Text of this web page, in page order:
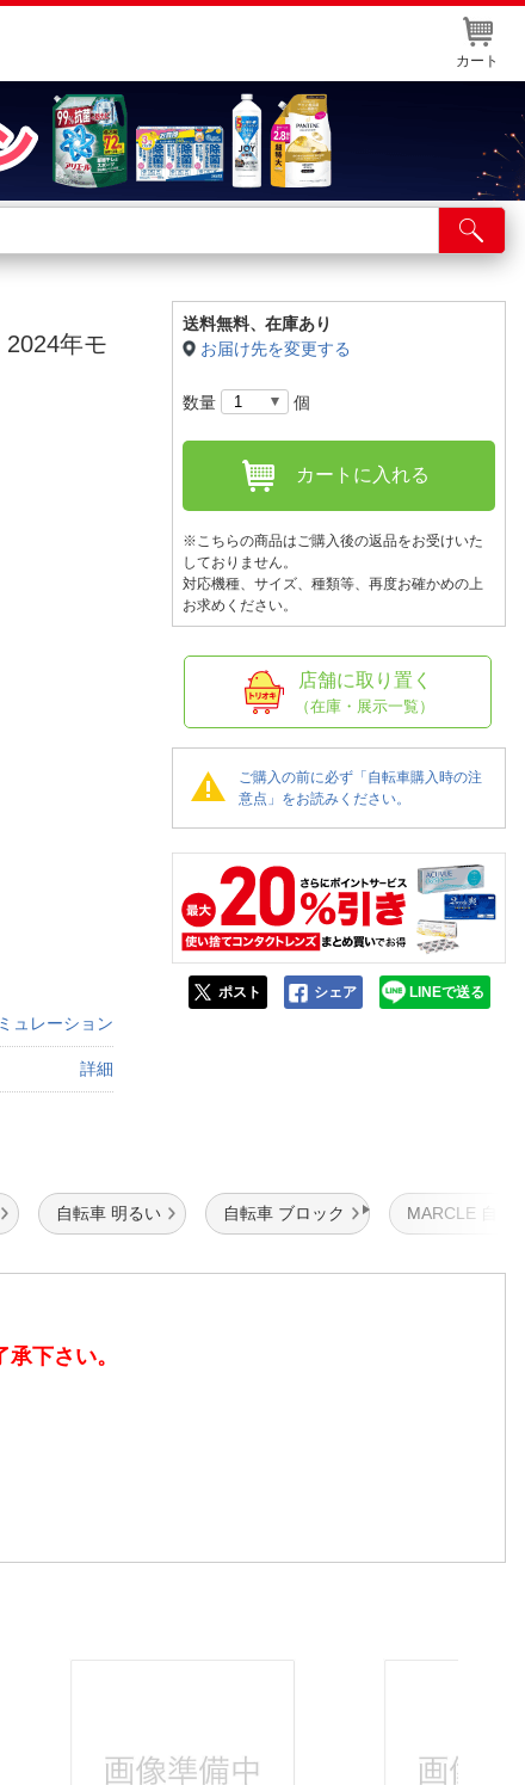
カート
サービス
ト取り置き
情報・店舗一覧
年モ
ュレーション
詳細
送料無料、在庫あり
お届け先を変更する
数量 個
カートに入れる
※こちらの商品はご購入後の返品をお受けいた
しておりません。
対応機種、サイズ、種類等、再度お確かめの上
お求めください。
店舗に取り置く
（在庫・展示一覧）
ご購入の前に必ず「自転車購入時の注
意点」をお読みください。
ポスト シェア LINEで送る
自転車 明るい 自転車 ブロック MARCLE 自転
下さい。